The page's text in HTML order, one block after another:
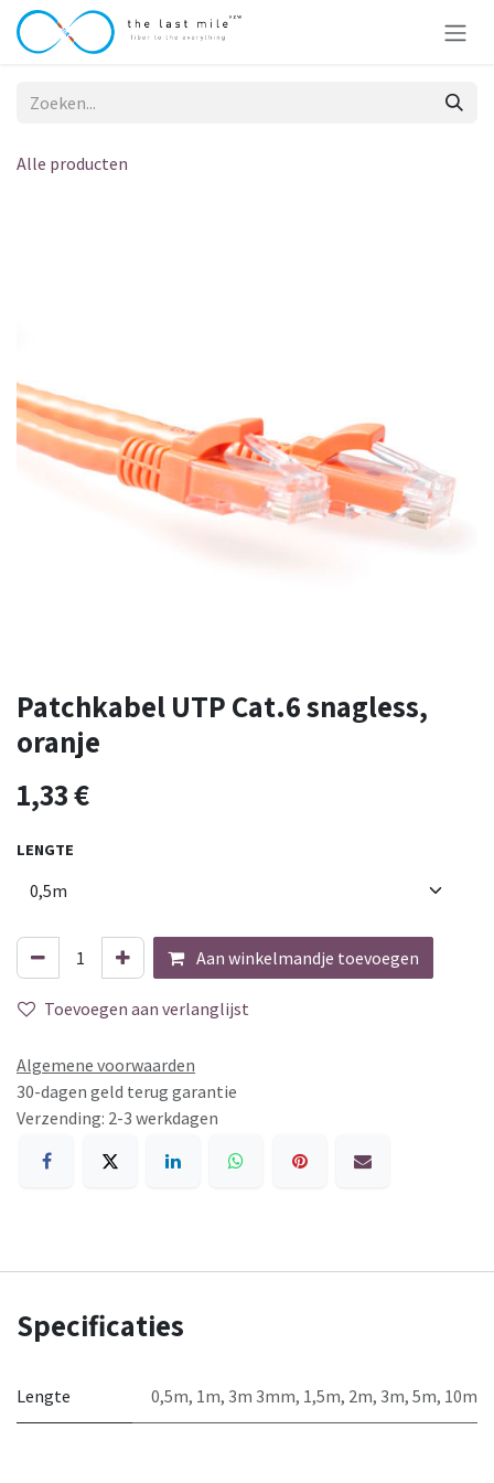
Overslaan naar inhoud
Alle producten
Patchkabel UTP Cat.6 snagless,
oranje
1,33€
LENGTE
Aan winkelmandje toevoegen
Toevoegen aan verlanglijst
Algemene voorwaarden
30-dagen geld terug garantie
Verzending: 2-3 werkdagen
Specificaties
Lengte 0,5m, 1m, 3m 3mm, 1,5m, 2m, 3m, 5m, 10m